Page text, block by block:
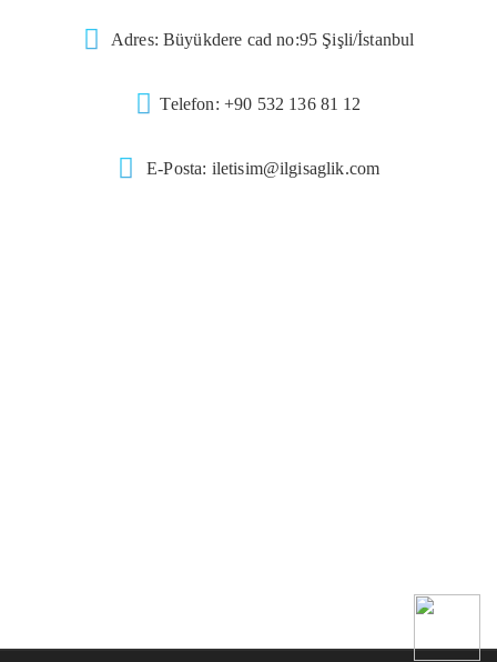
Adres: Büyükdere cad no:95 Şişli/İstanbul
Telefon: +90 532 136 81 12
E-Posta: iletisim@ilgisaglik.com